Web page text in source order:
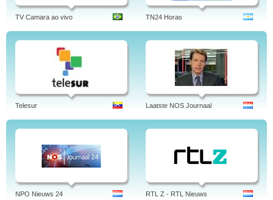
TV Camara ao vivo TN24 Horas
Telesur Laatste NOS Journaal
NPO Nieuws 24 RTL Z - RTL Nieuws